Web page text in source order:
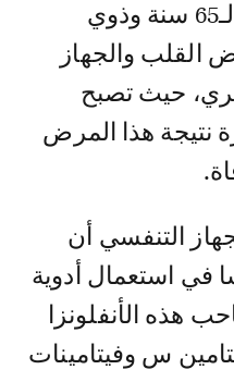
والأشخاص المتجاوزين لـ65 سنة وذوي
القلب والجهاز
حيث تصبح
هذا المرض
التنفسي أن
في استعمال أدوية
هذه الأنفلونزا
س وفيتامينات